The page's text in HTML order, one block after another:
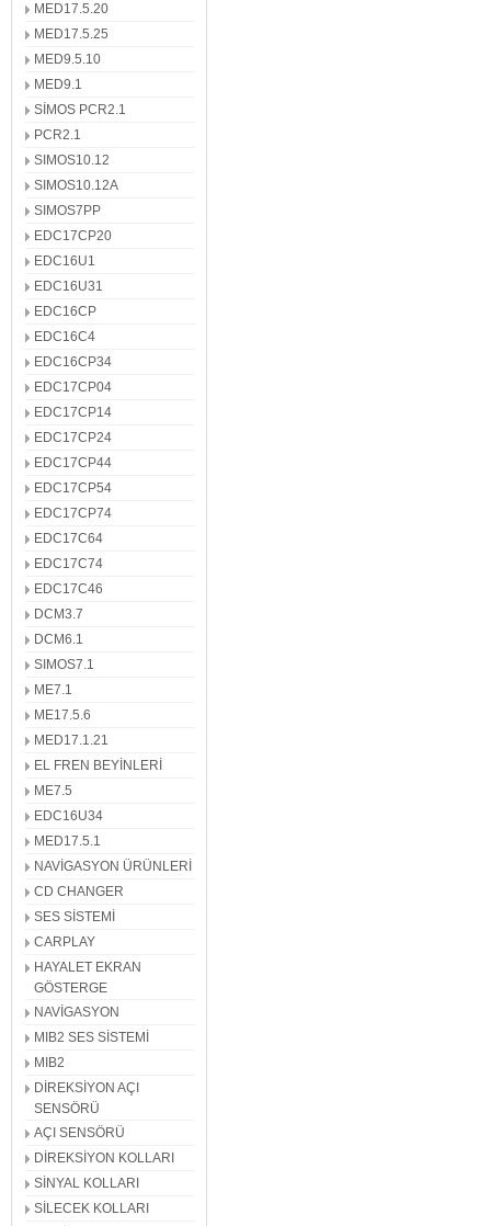
MED17.5.20
MED17.5.25
MED9.5.10
MED9.1
SİMOS PCR2.1
PCR2.1
SIMOS10.12
SIMOS10.12A
SIMOS7PP
EDC17CP20
EDC16U1
EDC16U31
EDC16CP
EDC16C4
EDC16CP34
EDC17CP04
EDC17CP14
EDC17CP24
EDC17CP44
EDC17CP54
EDC17CP74
EDC17C64
EDC17C74
EDC17C46
DCM3.7
DCM6.1
SIMOS7.1
ME7.1
ME17.5.6
MED17.1.21
EL FREN BEYİNLERİ
ME7.5
EDC16U34
MED17.5.1
NAVİGASYON ÜRÜNLERİ
CD CHANGER
SES SİSTEMİ
CARPLAY
HAYALET EKRAN
GÖSTERGE
NAVİGASYON
MIB2 SES SİSTEMİ
MIB2
DİREKSİYON AÇI
SENSÖRÜ
AÇI SENSÖRÜ
DİREKSİYON KOLLARI
SİNYAL KOLLARI
SİLECEK KOLLARI